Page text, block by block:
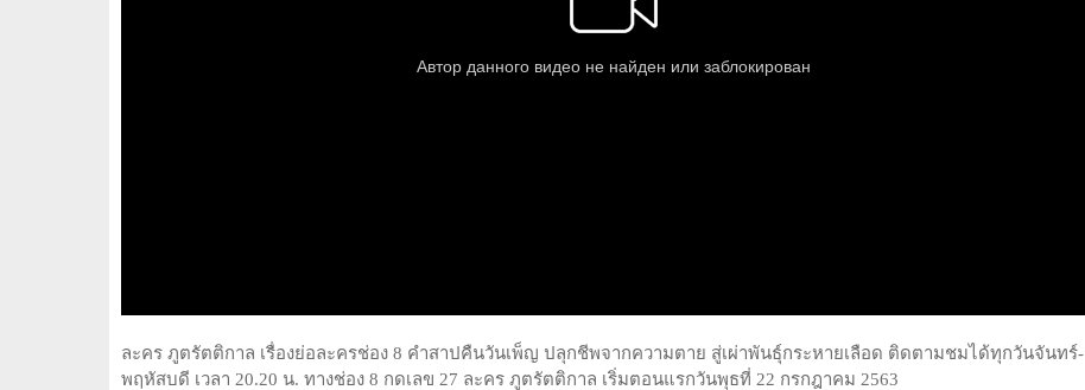
ละคร ภูตรัตติกาล เรื่องย่อละครช่อง 8 คำสาปคืนวันเพ็ญ ปลุกชีพจากความตาย สู่เผ่าพันธุ์กระหายเลือด ติดตามชมได้ทุกวันจันทร์-
พฤหัสบดี เวลา 20.20 น. ทางช่อง 8 กดเลข 27 ละคร ภูตรัตติกาล เริ่มตอนแรกวันพุธที่ 22 กรกฎาคม 2563